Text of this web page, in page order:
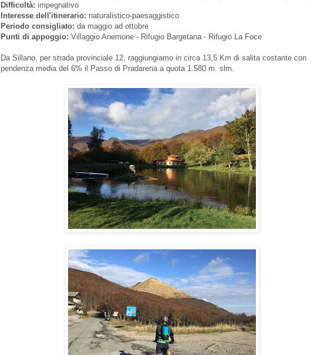
Difficoltà: impegnativo
Interesse dell'itinerario: naturalistico-paesaggistico
Periodo consigliato: da maggio ad ottobre
Punti di appoggio: Villaggio Anemone - Rifugio Bargetana - Rifugio La Foce
Da Sillano, per strada provinciale 12, raggiungiamo in circa 13,5 Km di salita costante con
pendenza media del 6% il Passo di Pradarena a quota 1.580 m. slm.